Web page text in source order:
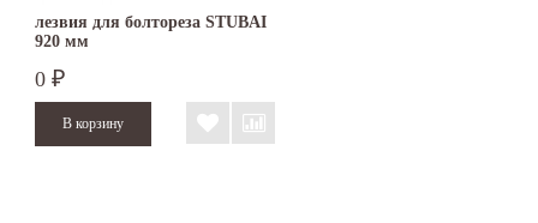
лезвия для болтореза STUBAI
920 мм
0 ₽